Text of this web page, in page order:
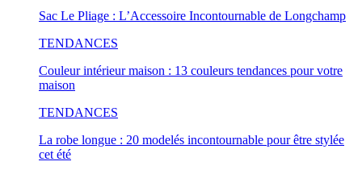
Sac Le Pliage : L’Accessoire Incontournable de Longchamp
TENDANCES
Couleur intérieur maison : 13 couleurs tendances pour votre
maison
TENDANCES
La robe longue : 20 modelés incontournable pour être stylée
cet été